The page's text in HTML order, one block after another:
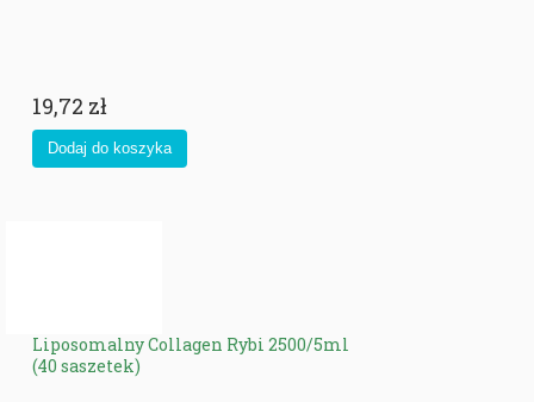
19,72 zł
Liposomalny Collagen Rybi 2500/5ml
(40 saszetek)